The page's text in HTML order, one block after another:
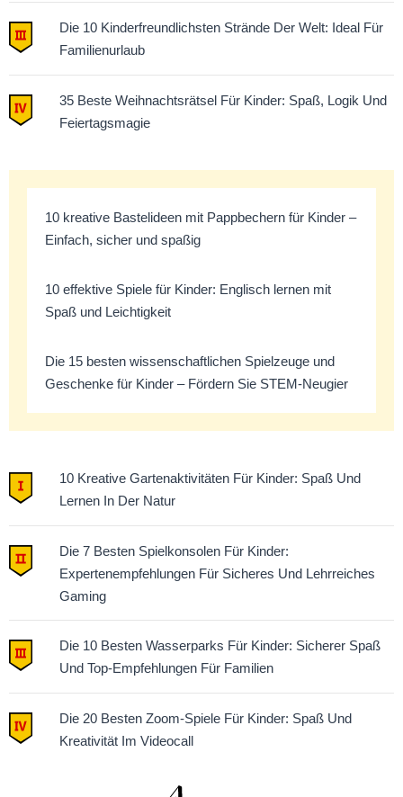
Die 10 Kinderfreundlichsten Strände Der Welt: Ideal Für
Familienurlaub
35 Beste Weihnachtsrätsel Für Kinder: Spaß, Logik Und
Feiertagsmagie
10 kreative Bastelideen mit Pappbechern für Kinder –
Einfach, sicher und spaßig
10 effektive Spiele für Kinder: Englisch lernen mit
Spaß und Leichtigkeit
Die 15 besten wissenschaftlichen Spielzeuge und
Geschenke für Kinder – Fördern Sie STEM-Neugier
10 Kreative Gartenaktivitäten Für Kinder: Spaß Und
Lernen In Der Natur
Die 7 Besten Spielkonsolen Für Kinder:
Expertenempfehlungen Für Sicheres Und Lehrreiches
Gaming
Die 10 Besten Wasserparks Für Kinder: Sicherer Spaß
Und Top-Empfehlungen Für Familien
Die 20 Besten Zoom-Spiele Für Kinder: Spaß Und
Kreativität Im Videocall